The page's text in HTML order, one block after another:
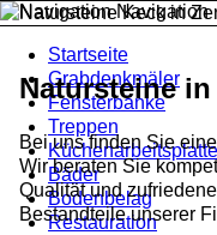
Navigation
Startseite
Grabdenkmäler
Fensterbänke
Treppen
Bäder
Bodenbelag
Restauration
Natursteine
Bei uns finden Sie
Wir beraten Sie
Qualität und
Bestandteile unserer